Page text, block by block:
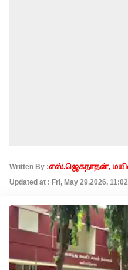
Written By :எஸ்.ஜெகநாதன்,
Updated at : Fri, May 29,2026,